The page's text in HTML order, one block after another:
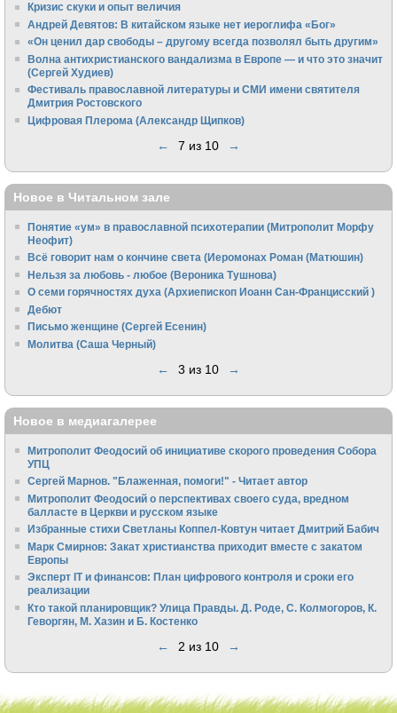
Кризис скуки и опыт величия
Андрей Девятов: В китайском языке нет иероглифа «Бог»
«Он ценил дар свободы – другому всегда позволял быть другим»
Волна антихристианского вандализма в Европе — и что это значит
(Сергей Худиев)
Фестиваль православной литературы и СМИ имени святителя
Дмитрия Ростовского
Цифровая Плерома (Александр Щипков)
← 7 из 10 →
Новое в Читальном зале
Понятие «ум» в православной психотерапии (Митрополит Морфу
Неофит)
Всё говорит нам о кончине света (Иеромонах Роман (Матюшин)
Нельзя за любовь - любое (Вероника Тушнова)
О семи горячностях духа (Архиепископ Иоанн Сан-Францисский )
Дебют
Письмо женщине (Сергей Есенин)
Молитва (Саша Черный)
← 3 из 10 →
Новое в медиагалерее
Митрополит Феодосий об инициативе скорого проведения Собора
УПЦ
Сергей Марнов. "Блаженная, помоги!" - Читает автор
Митрополит Феодосий о перспективах своего суда, вредном
балласте в Церкви и русском языке
Избранные стихи Светланы Коппел-Ковтун читает Дмитрий Бабич
Марк Смирнов: Закат христианства приходит вместе с закатом
Европы
Эксперт IT и финансов: План цифрового контроля и сроки его
реализации
Кто такой планировщик? Улица Правды. Д. Роде, С. Колмогоров, К.
Геворгян, М. Хазин и Б. Костенко
← 2 из 10 →